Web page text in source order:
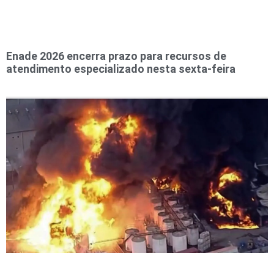
Enade 2026 encerra prazo para recursos de
atendimento especializado nesta sexta-feira